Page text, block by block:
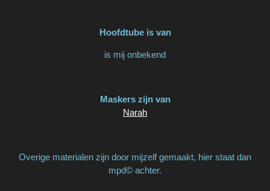
Hoofdtube is van
is mij onbekend
Maskers zijn van
Narah
Overige materialen zijn door mijzelf gemaakt, hier staat dan
mpd© achter.